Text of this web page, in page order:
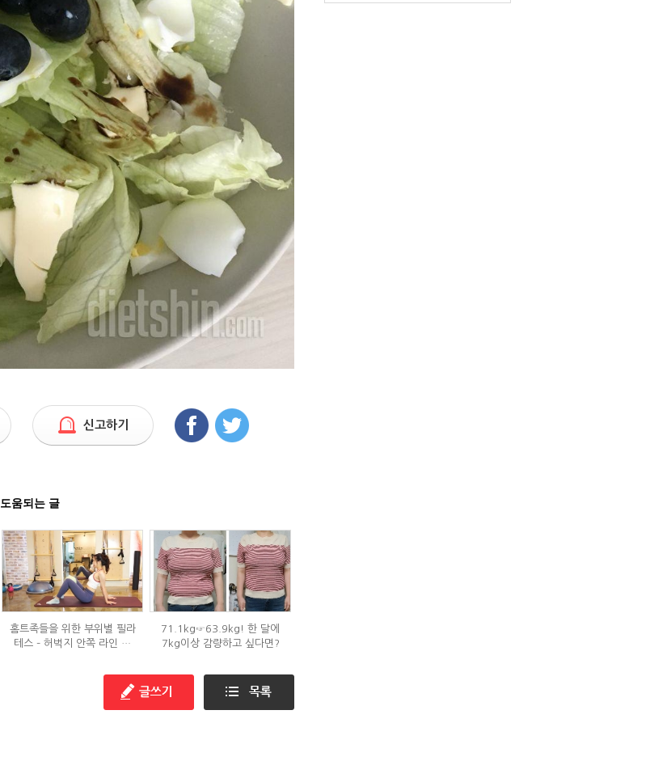
신고하기
도움되는 글
홈트족들을 위한 부위별 필라
테스 – 허벅지 안쪽 라인 만
71.1kg☞63.9kg! 한 달에
7kg이상 감량하고 싶다면?